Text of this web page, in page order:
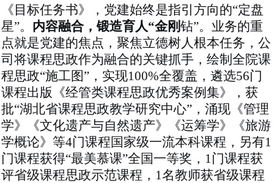
《目标任务书》，党建始终是指引方向的“定盘
星”。 内容融合，锻造育人“金刚钻”。 业务的重
点就是党建的焦点，聚焦立德树人根本任务，公
司将课程思政作为融合的关键抓手，绘制全院课
程思政“施工图”，实现100%全覆盖，遴选56门
课程出版《经管类课程思政优秀案例集》，获
批“湖北省课程思政教学研究中心”，涌现《管理
学》《文化遗产与自然遗产》《运筹学》《旅游
学概论》等4门课程国家级一流本科课程，另有1
门课程获得“最美慕课”全国一等奖， 1门课程获
评省级课程思政示范课程，1名教师获省级课程